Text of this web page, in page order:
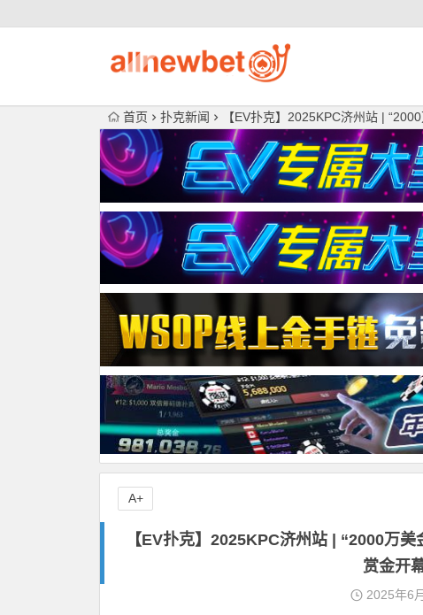
首页 扑克新闻 【EV扑克】2025KPC济州站 |
【EV扑克】2025KPC济州站 | “2000万
赏金开
2025年6
A+